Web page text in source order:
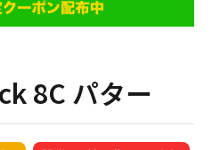
8C パター